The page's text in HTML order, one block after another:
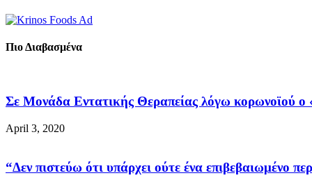
Πιο Διαβασμένα
Σε Μονάδα Εντατικής Θεραπείας λόγω κορωνοϊού ο
April 3, 2020
“Δεν πιστεύω ότι υπάρχει ούτε ένα επιβεβαιωμένο